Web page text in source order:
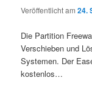
Veröffentlicht am24.
Die Partition
Verschieben und
Systemen. Der
kostenlos…